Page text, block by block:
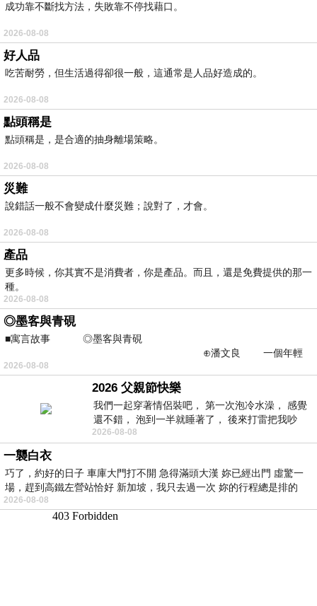
成功靠不斷找方法，失敗靠不停找藉口。
2026-08-08
好人品
吃苦耐勞，但生活過得卻很一般，這通常是人品好造成的。
2026-08-08
點頭稱是
點頭稱是，是合適的抽身離場策略。
2026-08-08
災難
說錯話一般不會變成什麼災難；說對了，才會。
2026-08-08
產品
更多時候，你其實不是消費者，你是產品。而且，還是免費提供的那一
種。
2026-08-08
◎墨客與青硯
■寓言故事 ◎墨客與青硯
⊕潘文良 一個年輕
的墨客，在京城的古玩肆裡
2026-08-08
2026 父親節快樂
我們一起穿著情侶裝吧， 第一次泡冷水澡， 感覺
還不錯， 泡到一半就睡著了， 後來打雷把我吵
醒， 手
2026-08-08
一襲白衣
巧了，約好的日子 車庫大門打不開 急得滿頭大漢 妳已經出門 虛驚一
場，趕到高鐵左營站恰好 新加坡，我只去過一次 妳的行程總是排的
2026-08-08